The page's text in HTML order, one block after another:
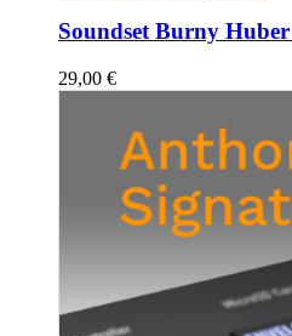
Soundset Burny
29,00 €